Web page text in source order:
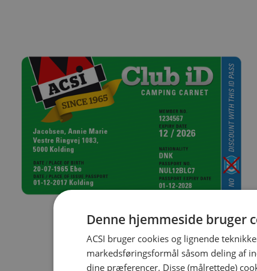
Denne hjemmeside bruger
ACSI bruger cookies og lignende
markedsføringsformål såsom deling af
dine præferencer. Disse (målrettede)